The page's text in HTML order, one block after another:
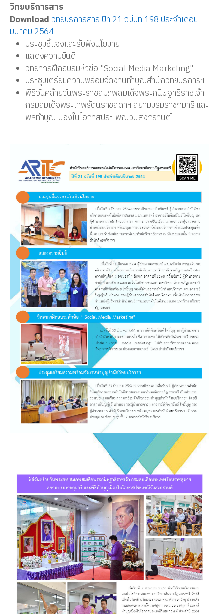
วิทยบริการสาร
Download วิทยบริการสาร ปีที่ 21 ฉบับที่ 198 ประจำเดือน
มีนาคม 2564
ประชุมชี้แจงและรับฟังนโยบาย
แสดงความยินดี
วิทยากรฝึกอบรมหัวข้อ "Social Media Marketing"
ประชุมเตรียมความพร้อมจัดงานทำบุญสำนักวิทยบริการฯ
พิธีวันคล้ายวันพระราชสมภพสมเด็จพระกนิษฐาธิราชเจ้า
กรมสมเด็จพระเทพรัตนราชสุดาฯ สยามบรมราชกุมารี และ
พิธีทำบุญเนื่องในโอกาสประเพณีวันสงกรานต์